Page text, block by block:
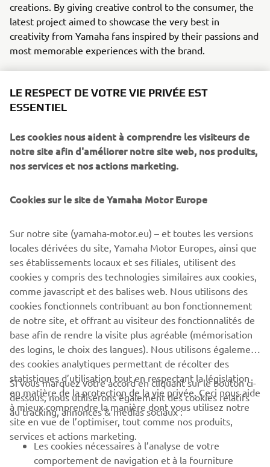
creations. By giving creative control to the consumer, the
latest project aimed to showcase the very best in
creativity from Yamaha fans inspired by their passions and
most memorable experiences with the brand.
Four incredible designs from France, Italy, Portugal and
Spain were selected by an open casting that promoted the
creativity of Back to the Drawing Board and sought to
each participating country was chosen by a jury composed
of a local Yamaha distributor, a local customizer and a
motorcycle journalist, and then brought to life by a
DISCOVER MORE
.
CORPORATE
BUSINESS
PLUS DE YAMAHA
LE RESPECT DE VOTRE VIE PRIVÉE EST
ESSENTIEL
Les cookies nous aident à comprendre les visiteurs de
notre site afin d'améliorer notre site web, nos produits,
nos services et nos actions marketing.
Cookies sur le site de Yamaha Motor Europe
Sur notre site (yamaha-motor.eu) – et toutes les versions
locales dérivées du site, Yamaha Motor Europes, ainsi que
ses établissements locaux et ses filiales, utilisent des
cookies y compris des technologies similaires aux cookies,
comme javascript et des balises web. Nous utilisons des
cookies fonctionnels contribuant au bon fonctionnement
de notre site, et offrant au visiteur des fonctionnalités de
base afin de rendre la visite plus agréable (mémorisation
des logins, le choix des langues). Nous utilisons également
des cookies analytiques permettant de récolter des
statistiques d’utilisation tout en respectant la législation
en matière de la protection de la vie privée. Ceci nous aide
à mieux comprendre la manière dont vous utilisez notre
site en vue de l’optimiser, tout comme nos produits,
services et actions marketing.
Si vous marquez votre accord en cliquant sur le bouton ci-
dessous, nous utiliserons également des cookies relatifs
au tracking, annonces & médias sociaux :
Les cookies nécessaires à l’analyse de votre
comportement de navigation et à la fourniture